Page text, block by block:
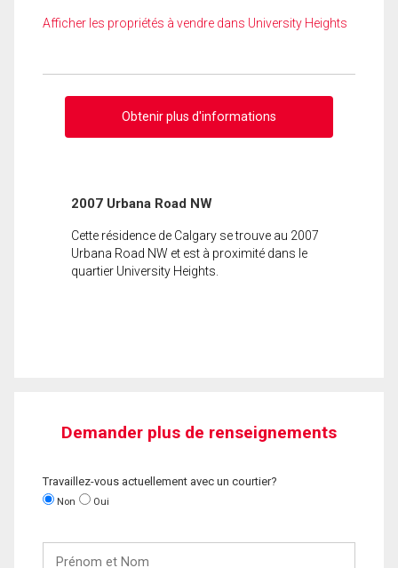
Afficher les propriétés à vendre dans University Heights
Obtenir plus d'informations
2007 Urbana Road NW
Cette résidence de Calgary se trouve au 2007
Urbana Road NW et est à proximité dans le
quartier University Heights.
Demander plus de renseignements
Travaillez-vous actuellement avec un courtier?
Non Oui